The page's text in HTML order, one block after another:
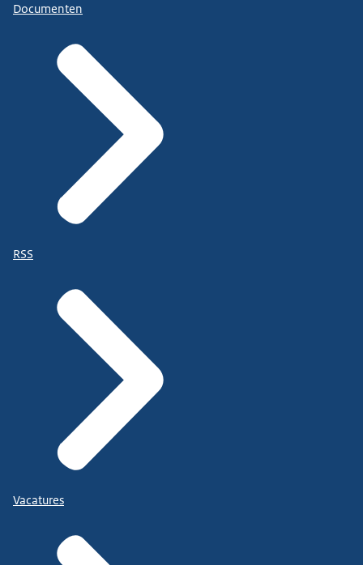
Documenten
RSS
Vacatures